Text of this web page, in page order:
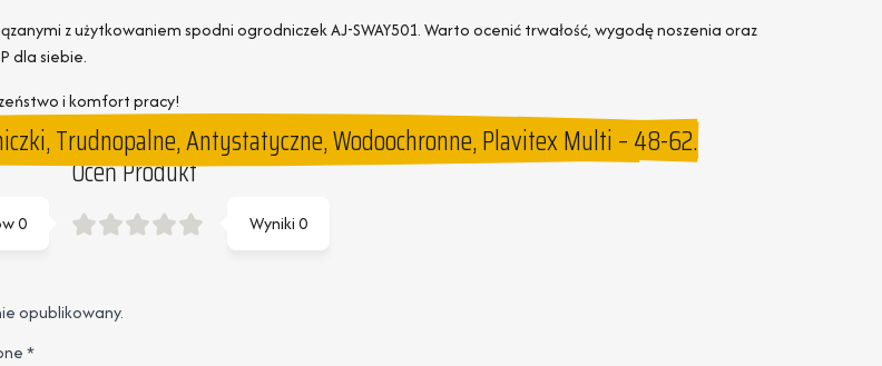
z użytkowaniem spodni ogrodniczek AJ-SWAY501. Warto ocenić trwałość, wygodę noszenia oraz
dla siebie.
i komfort pracy!
Trudnopalne, Antystatyczne, Wodoochronne, Plavitex Multi – 48-62.
Oceń Produkt
Wyniki0
0
opublikowany.
*